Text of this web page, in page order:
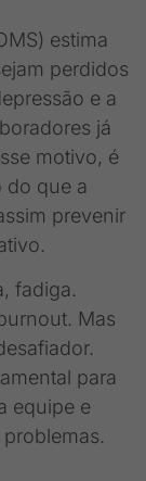
estima
perdidos
e a
já
motivo, é
do que a
prevenir
fadiga.
Mas
para
equipe e